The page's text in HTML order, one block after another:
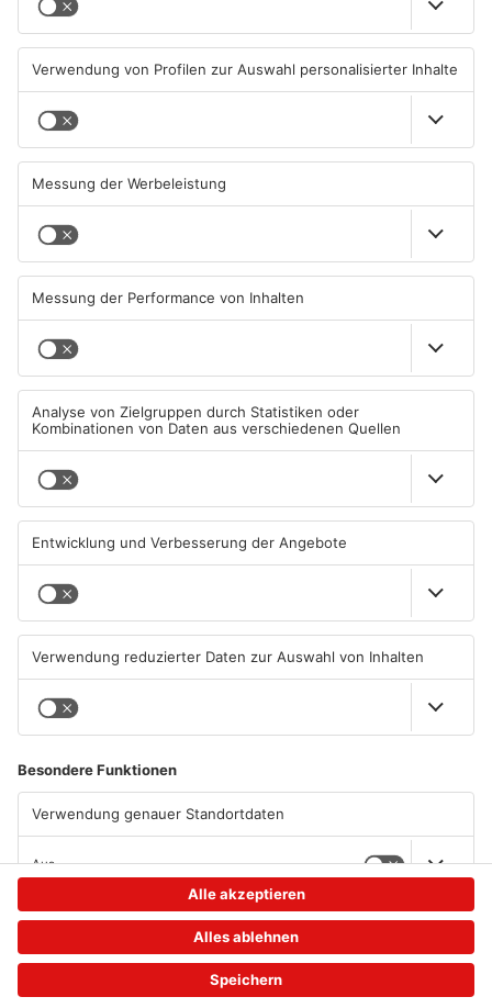
DARMSTADT-DIEBURG
Bienen verbinden
Fachbereiche am Campus
Dieburg
31.07.2026, 14:47 UHR IN KREIS
DARMSTADT-DIEBURG
Groß-Umstadt: Neuer
Bauabschnitt für
Trinkwasserleitung
DARMSTADT-DIEBURG